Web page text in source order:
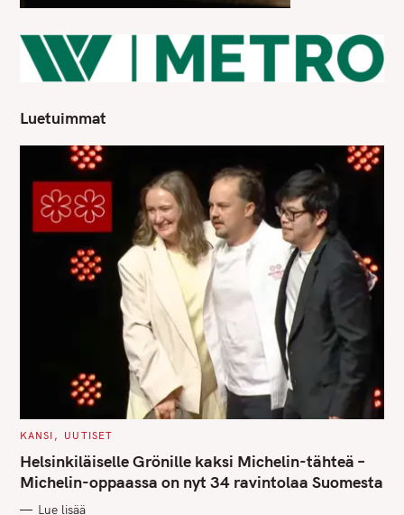
Luetuimmat
C
T
E
G
O
I
KANSI UUTISET
Helsinkiläiselle Grönille kaksi Michelin-tähteä –
Michelin-oppaassa on nyt 34 ravintolaa Suomesta
Lue lisää
e
a
r